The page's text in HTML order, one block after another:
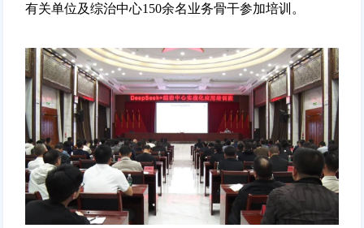
有关单位及综治中心150余名业务骨干参加培训。